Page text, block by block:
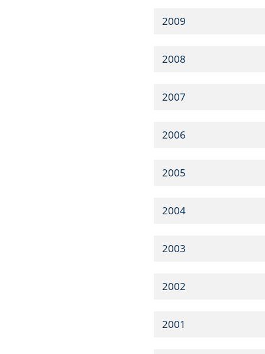
2009
2008
2007
2006
2005
2004
2003
2002
2001